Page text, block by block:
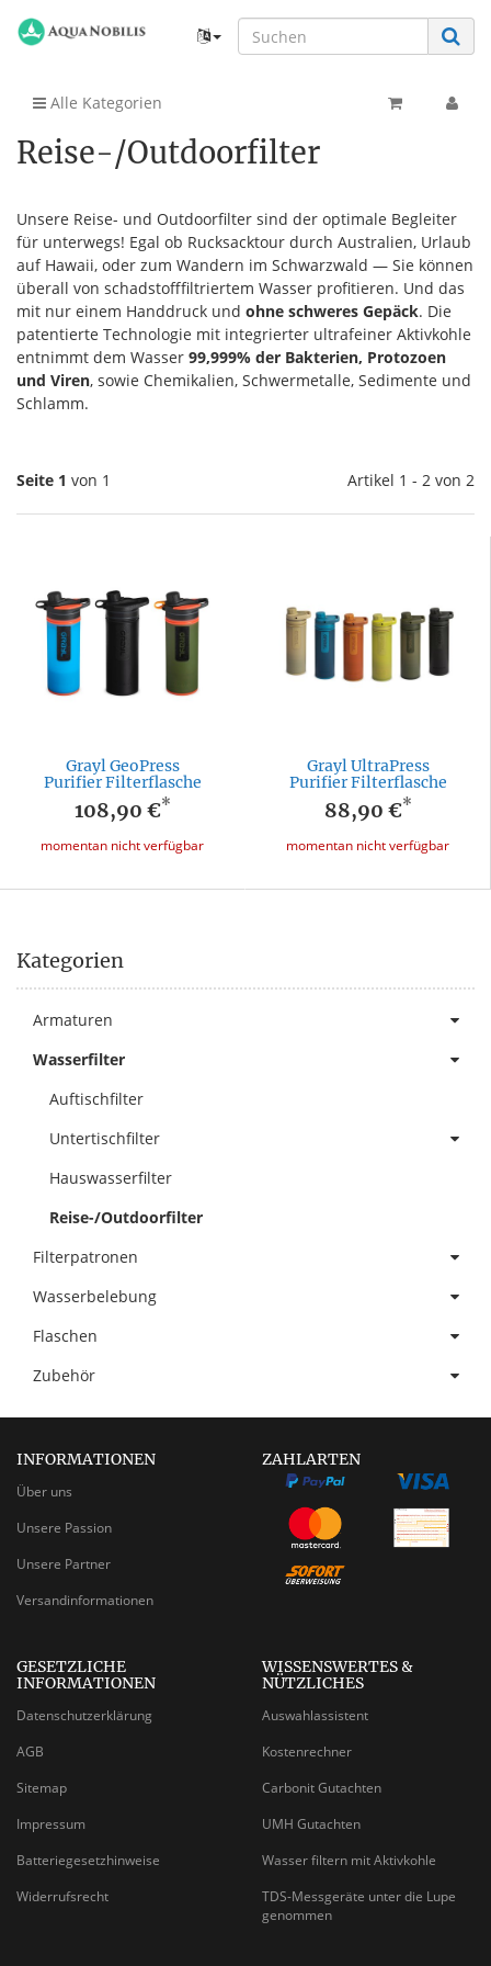
Alle Kategorien
Reise-/Outdoorfilter
Unsere Reise- und Outdoorfilter sind der optimale Begleiter
für unterwegs! Egal ob Rucksacktour durch Australien, Urlaub
auf Hawaii, oder zum Wandern im Schwarzwald — Sie können
überall von schadstofffiltriertem Wasser profitieren. Und das
mit nur einem Handdruck und ohne schweres Gepäck. Die
patentierte Technologie mit integrierter ultrafeiner Aktivkohle
entnimmt dem Wasser 99,999% der Bakterien, Protozoen
und Viren, sowie Chemikalien, Schwermetalle, Sedimente und
Schlamm.
Seite 1 von 1 Artikel 1 - 2 von 2
Grayl GeoPress
Purifier Filterflasche
108,90 €*
momentan nicht verfügbar
Grayl UltraPress
Purifier Filterflasche
88,90 €*
momentan nicht verfügbar
Kategorien
Armaturen
Wasserfilter
Auftischfilter
Untertischfilter
Hauswasserfilter
Reise-/Outdoorfilter
Filterpatronen
Wasserbelebung
Flaschen
Zubehör
INFORMATIONEN
Über uns
Unsere Passion
Unsere Partner
Versandinformationen
ZAHLARTEN
GESETZLICHE
INFORMATIONEN
Datenschutzerklärung
AGB
Sitemap
Impressum
Batteriegesetzhinweise
Widerrufsrecht
WISSENSWERTES &
NÜTZLICHES
Auswahlassistent
Kostenrechner
Carbonit Gutachten
UMH Gutachten
Wasser filtern mit Aktivkohle
TDS-Messgeräte unter die Lupe
genommen